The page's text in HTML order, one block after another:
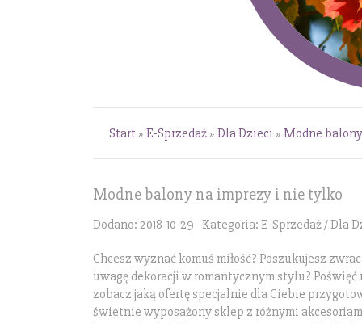
Start » E-Sprzedaż » Dla Dzieci » Modne
Modne balony na imprezy i nie tylko
Dodano: 2018-10-29 Kategoria: E-Sprzedaż / Dla
Chcesz wyznać komuś miłość? Poszukujesz
uwagę dekoracji w romantycznym stylu?
zobacz jaką ofertę specjalnie dla Ciebie
świetnie wyposażony sklep z różnymi